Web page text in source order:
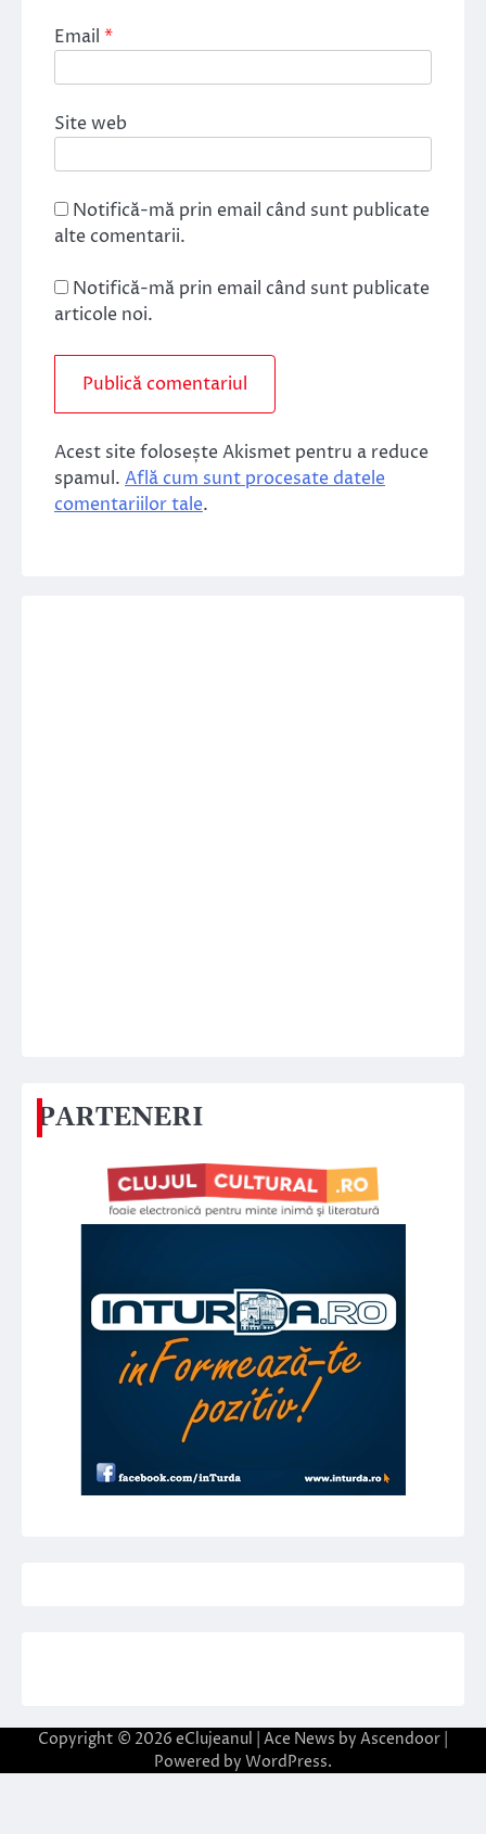
Email *
Site web
Notifică-mă prin email când sunt publicate
alte comentarii.
Notifică-mă prin email când sunt publicate
articole noi.
Acest site folosește Akismet pentru a reduce
spamul. Află cum sunt procesate datele
comentariilor tale.
PARTENERI
Copyright © 2026 eClujeanul | Ace News by Ascendoor
Powered by WordPress.